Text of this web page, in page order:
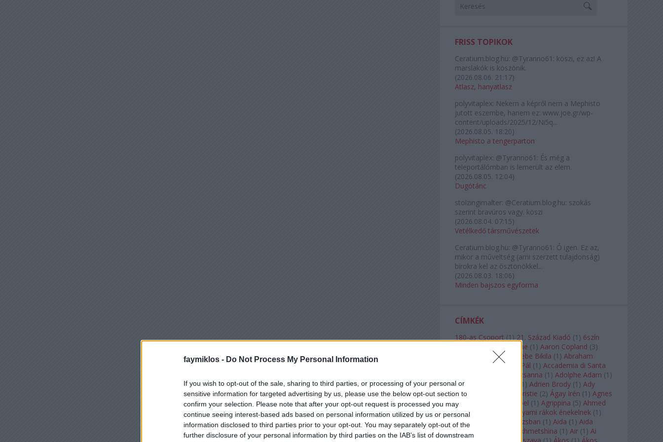
faymiklos - Do Not Process My Personal Information
If you wish to opt-out of the sale, sharing to third parties, or processing of your personal or
sensitive information for targeted advertising by us, please use the below opt-out section to
confirm your selection. Please note that after your opt-out request is processed you may
continue seeing interest-based ads based on personal information utilized by us or personal
information disclosed to third parties prior to your opt-out. You may separately opt-out of the
further disclosure of your personal information by third parties on the IAB’s list of downstream
FRISS TOPIKOK
Ceratium.blog.hu: @Tyranno61: köszi, ez az! A
marslakók is köszönik.
(2026.08.06. 21:17)
Atlasz, hanyatlasz
polyvitaplex: Nekem a képről nem a Mephisto
jutott eszembe, hanem ez: www.joe.gr/wp-
content/uploads/2025/12/Ni5q...
(2026.08.05. 18:20)
Mephisto a tengerparton
polyvitaplex: @Tyranno61: És még a
teleportálómban is lemerült az elem.
(2026.08.05. 12:04)
Dugótánc
stolzingimalter: @Ceratium.blog.hu: szokás
szerint bravúros vagy. köszi
(2026.08.04. 07:15)
Vetélkedő társművészetek
Ceratium.blog.hu: @Tyranno61: Ó igen. Ez az,
mikor a műveltség (ami szerzett tulajdonság)
birokra kel az ösztönökkel...
(2026.08.03. 18:06)
Minden bajszos egyforma
CÍMKÉK
180-as Csoport (1 ) 21. Század Kiadó (1 ) 6szín
A. A. Milne (1 ) Aaron Copland (3)
Aaron Rosand ( Abebe Bikila (1 ) Abraham
Ábrahám Pál (1 ) Accademia di Santa
Ádám Zsuzsanna (1 ) Adolphe Adam (1 )
Adriana Lecouvreur
1 ) Adrien Brody (1 ) Ady
Endre
Agatha Christie (2) Ágay Irén (1 ) Agnes
Baltsa
Agnes Giebel (1 ) Agrippina (5) Ahmed
Szadavi
Ahol a folyami rákok énekelnek (1 )
Ahol a nap felkel Párizsban (1 ) Aida (1 ) Aida
Garifullina
Aigul Akhmetshina (1 ) Air (1 ) Ai